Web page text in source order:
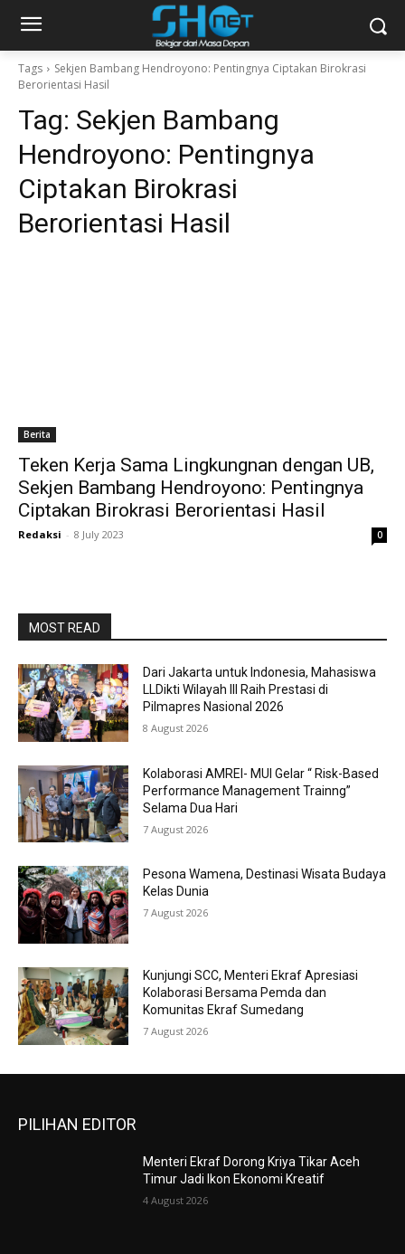
Tags
Sekjen Bambang Hendroyono: Pentingnya Ciptakan Birokrasi
Berorientasi Hasil
Tag: Sekjen Bambang
Hendroyono: Pentingnya
Ciptakan Birokrasi
Berorientasi Hasil
Berita
Teken Kerja Sama Lingkungnan dengan UB,
Sekjen Bambang Hendroyono: Pentingnya
Ciptakan Birokrasi Berorientasi Hasil
Redaksi - 8 July 2023 0
MOST READ
Dari Jakarta untuk Indonesia, Mahasiswa
LLDikti Wilayah III Raih Prestasi di
Pilmapres Nasional 2026
8 August 2026
Kolaborasi AMREI- MUI Gelar “ Risk-Based
Performance Management Trainng”
Selama Dua Hari
7 August 2026
Pesona Wamena, Destinasi Wisata Budaya
Kelas Dunia
7 August 2026
Kunjungi SCC, Menteri Ekraf Apresiasi
Kolaborasi Bersama Pemda dan
Komunitas Ekraf Sumedang
7 August 2026
PILIHAN EDITOR
Menteri Ekraf Dorong Kriya Tikar Aceh
Timur Jadi Ikon Ekonomi Kreatif
4 August 2026